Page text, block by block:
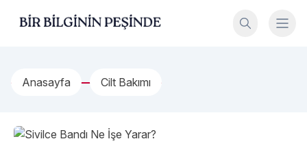
Bir Bilginin Peşinde!
Anasayfa Cilt Bakımı